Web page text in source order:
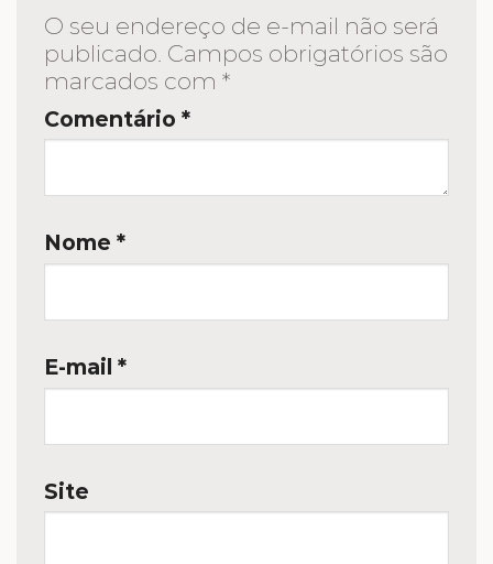
O seu endereço de e-mail não será
publicado. Campos obrigatórios são
marcados com *
Comentário *
Nome *
E-mail *
Site